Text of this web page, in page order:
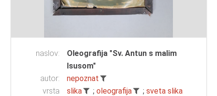
naslov:
Oleografija "Sv. Antun s malim
Isusom"
autor:
nepoznat
vrsta
slika ; oleografija ; sveta slika